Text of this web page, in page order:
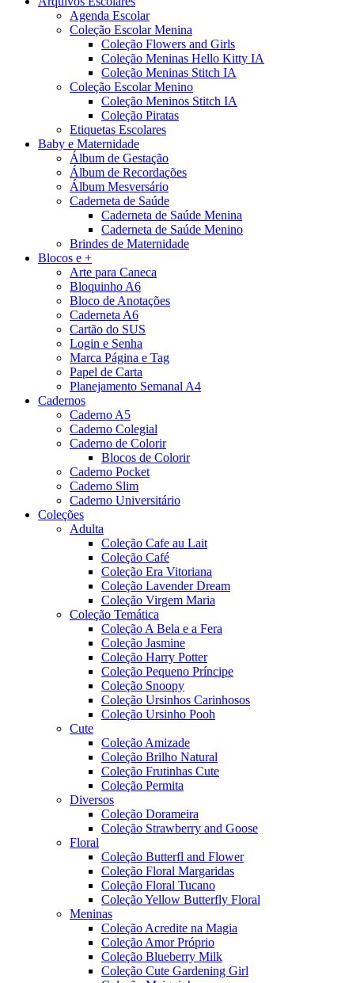
Agenda Escolar
Coleção Escolar Menina
Coleção Flowers and Girls
Coleção Meninas Hello Kitty IA
Coleção Meninas Stitch IA
Coleção Escolar Menino
Coleção Meninos Stitch IA
Coleção Piratas
Etiquetas Escolares
Baby e Maternidade
Álbum de Gestação
Álbum de Recordações
Álbum Mesversário
Caderneta de Saúde
Caderneta de Saúde Menina
Caderneta de Saúde Menino
Brindes de Maternidade
Blocos e +
Arte para Caneca
Bloquinho A6
Bloco de Anotações
Caderneta A6
Cartão do SUS
Login e Senha
Marca Página e Tag
Papel de Carta
Planejamento Semanal A4
Cadernos
Caderno A5
Caderno Colegial
Caderno de Colorir
Blocos de Colorir
Caderno Pocket
Caderno Slim
Caderno Universitário
Coleções
Adulta
Coleção Cafe au Lait
Coleção Café
Coleção Era Vitoriana
Coleção Lavender Dream
Coleção Virgem Maria
Coleção Temática
Coleção A Bela e a Fera
Coleção Jasmine
Coleção Harry Potter
Coleção Pequeno Príncipe
Coleção Snoopy
Coleção Ursinhos Carinhosos
Coleção Ursinho Pooh
Cute
Coleção Amizade
Coleção Brilho Natural
Coleção Frutinhas Cute
Coleção Permita
Diversos
Coleção Dorameira
Coleção Strawberry and Goose
Floral
Coleção Butterfl and Flower
Coleção Floral Margaridas
Coleção Floral Tucano
Coleção Yellow Butterfly Floral
Meninas
Coleção Acredite na Magia
Coleção Amor Próprio
Coleção Blueberry Milk
Coleção Cute Gardening Girl